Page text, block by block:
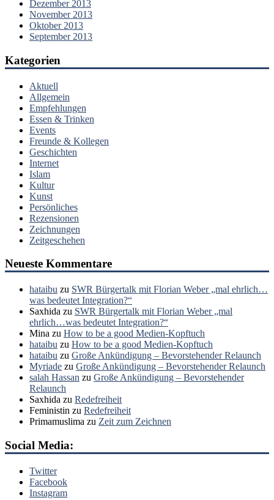
Dezember 2013
November 2013
Oktober 2013
September 2013
Kategorien
Aktuell
Allgemein
Empfehlungen
Essen & Trinken
Events
Freunde & Kollegen
Geschichten
Internet
Islam
Kultur
Kunst
Persönliches
Rezensionen
Zeichnungen
Zeitgeschehen
Neueste Kommentare
hataibu zu SWR Bürgertalk mit Florian Weber „mal ehrlich…
was bedeutet Integration?“
Saxhida zu SWR Bürgertalk mit Florian Weber „mal
ehrlich…was bedeutet Integration?“
Mina zu How to be a good Medien-Kopftuch
hataibu zu How to be a good Medien-Kopftuch
hataibu zu Große Ankündigung – Bevorstehender Relaunch
Myriade zu Große Ankündigung – Bevorstehender Relaunch
salah Hassan zu Große Ankündigung – Bevorstehender
Relaunch
Saxhida zu Redefreiheit
Feministin zu Redefreiheit
Primamuslima zu Zeit zum Zeichnen
Social Media:
Twitter
Facebook
Instagram